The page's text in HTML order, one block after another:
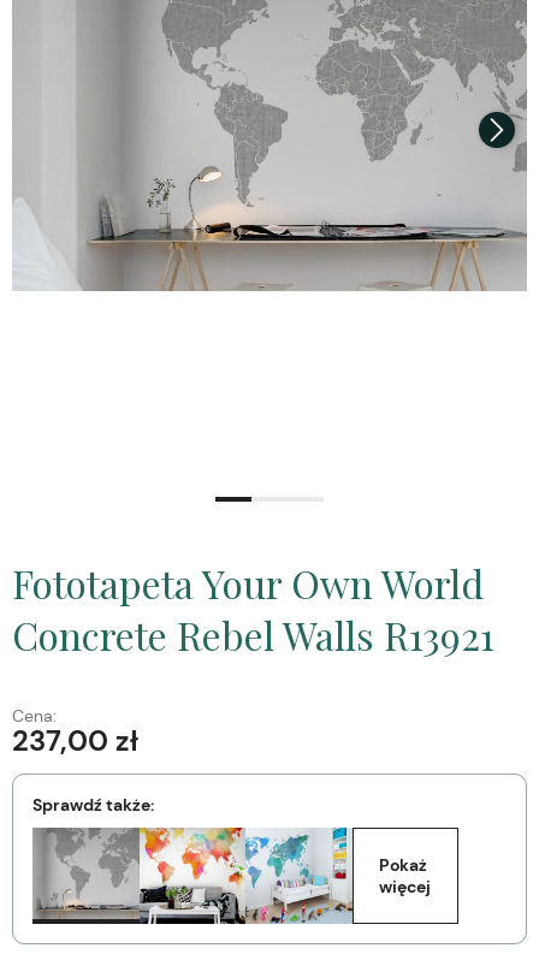
Fototapeta Your Own World
Concrete Rebel Walls R13921
Cena:
237,00 zł
Sprawdź także:
Pokaż
więcej